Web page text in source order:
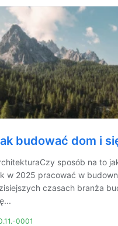
budować dom i
sposób na to
w 2025 pracować w
czasach branża
0001